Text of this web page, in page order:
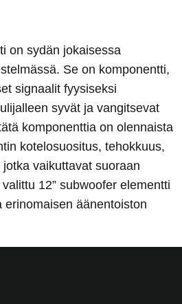
on sydän jokaisessa
Se on komponentti,
signaalit fyysiseksi
syvät ja vangitsevat
komponenttia on olennaista
kotelosuositus, tehokkuus,
vaikuttavat suoraan
12” subwoofer elementti
äänentoiston